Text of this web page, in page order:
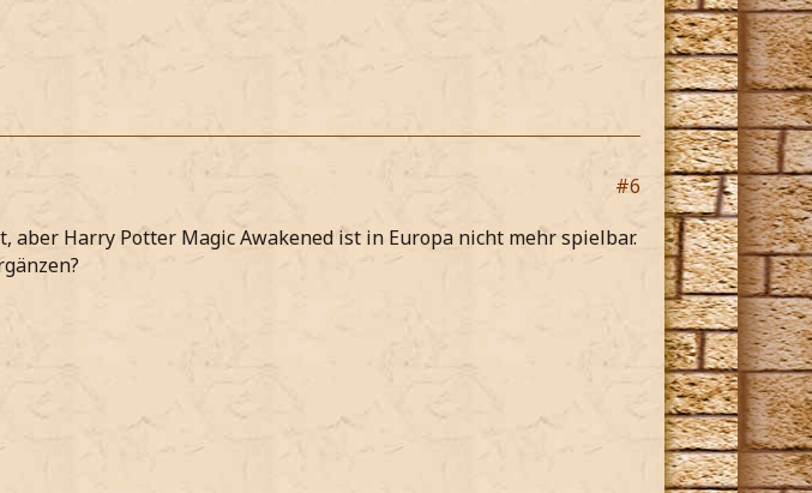
#6
aber Harry Potter Magic Awakened ist in Europa nicht mehr spielbar.